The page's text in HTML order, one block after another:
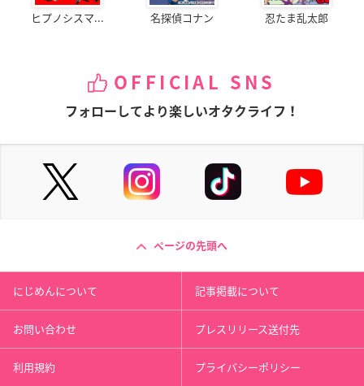
ヒプノシスマ... 名探偵コナン 忍たま乱太郎
OFFICIAL SNS
フォローしてより楽しいオタクライフ！
ページの先頭へ
にじめんについて 記事掲載について
お問い合わせ プレスリリース送付先
利用規約 プライバシーポリシー